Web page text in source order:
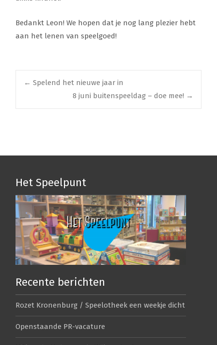
Bedankt Leon! We hopen dat je nog lang plezier hebt
aan het lenen van speelgoed!
Berichtnavigatie
← Spelend het nieuwe jaar in
8 juni buitenspeeldag – doe mee! →
Het Speelpunt
Recente berichten
Rozet Kronenburg / Speelotheek een weekje dicht
Openstaande PR-vacature